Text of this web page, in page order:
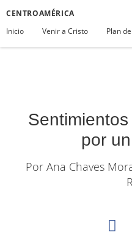
CENTROAMÉRICA
Inicio
Venir a Cristo Plan
por
Por Ana Chaves